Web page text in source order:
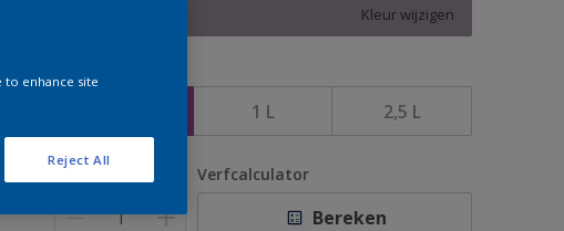
Kleur wijzigen
Grootte
1 L 2,5 L
Aantal Verfcalculator
Bereken
to enhance site
Reject All